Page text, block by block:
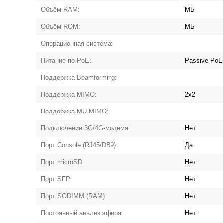
Объём RAM: МБ
Объём ROM: МБ
Операционная система:
Питание по PoE: Passive
Поддержка Beamforming:
Поддержка MIMO: 2x2
Поддержка MU-MIMO:
Подключение 3G/4G-модема: Нет
Порт Console (RJ45/DB9): Да
Порт microSD: Нет
Порт SFP: Нет
Порт SODIMM (RAM): Нет
Постоянный анализ эфира: Нет